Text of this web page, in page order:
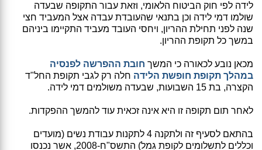
לידה לפי חוק הביטוח הלאומי, וזאת עבור התקופה שבעדה
שולמו דמי לידה וכן בתנאי שהעובדת עבדה אצל המעביד חצי
שנה לפני תחילת ההריון, ויחסי העובד מעביד התקיימו ביניהם
במשך כל תקופת ההריון.
מכאן נובע לכאורה כי המשך חובת ההפרשה לפנסיה
במהלך תקופת חופשת הלידה חלה רק לגבי תקופת החל"ד
הקצרה, בת 15 השבועות, שבעדה משולמים דמי לידה.
לאחר תום תקופה זו היא אינה זכאית עוד להמשך ההפקדות.
בהתאם לסעיף זה ולתקנה 4 לתקנות עבודת נשים (מועדים
וכללים לתשלומים לקופת גמל) התשס"ח-2008, אשר נכנסו